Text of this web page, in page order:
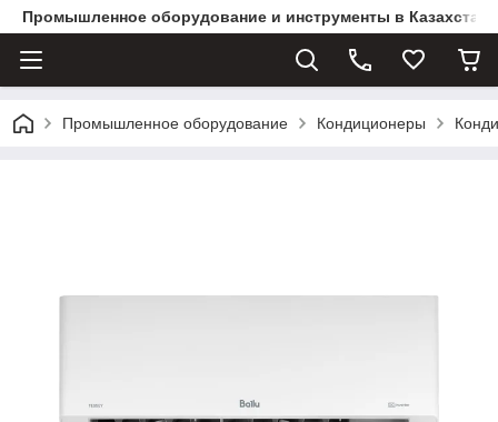
Промышленное оборудование и инструменты в
Промышленное оборудование Кондиционеры